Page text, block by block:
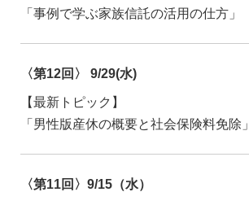
「事例で学ぶ家族信託の活用の仕方」
〈第12回〉 9/29(水)
【最新トピック】
「男性版産休の概要と社会保険料免除」
〈第11回〉9/15（水）